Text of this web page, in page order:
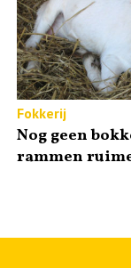
Fokkerij
Nog geen
rammen